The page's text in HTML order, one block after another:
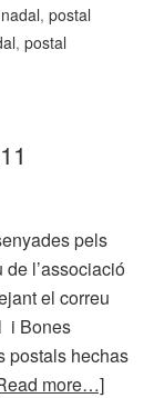
,postal
,postal
pels
l’associació
el correu
i Bones
postals hechas
more…]